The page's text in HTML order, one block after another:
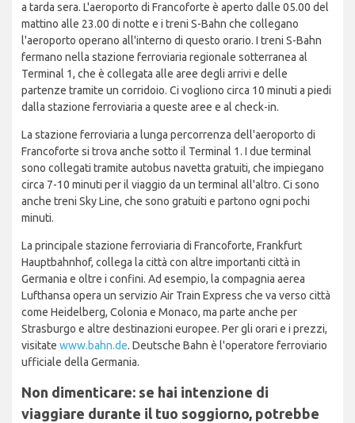
a tarda sera. L'aeroporto di Francoforte è aperto dalle 05.00 del
mattino alle 23.00 di notte e i treni S-Bahn che collegano
l'aeroporto operano all'interno di questo orario. I treni S-Bahn
fermano nella stazione ferroviaria regionale sotterranea al
Terminal 1, che è collegata alle aree degli arrivi e delle
partenze tramite un corridoio. Ci vogliono circa 10 minuti a piedi
dalla stazione ferroviaria a queste aree e al check-in.
La stazione ferroviaria a lunga percorrenza dell'aeroporto di
Francoforte si trova anche sotto il Terminal 1. I due terminal
sono collegati tramite autobus navetta gratuiti, che impiegano
circa 7-10 minuti per il viaggio da un terminal all'altro. Ci sono
anche treni Sky Line, che sono gratuiti e partono ogni pochi
minuti.
La principale stazione ferroviaria di Francoforte, Frankfurt
Hauptbahnhof, collega la città con altre importanti città in
Germania e oltre i confini. Ad esempio, la compagnia aerea
Lufthansa opera un servizio Air Train Express che va verso città
come Heidelberg, Colonia e Monaco, ma parte anche per
Strasburgo e altre destinazioni europee. Per gli orari e i prezzi,
visitate www.bahn.de. Deutsche Bahn è l'operatore ferroviario
ufficiale della Germania.
Non dimenticare: se hai intenzione di
viaggiare durante il tuo soggiorno, potrebbe